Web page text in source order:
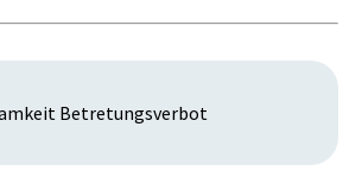
Betretungsverbot